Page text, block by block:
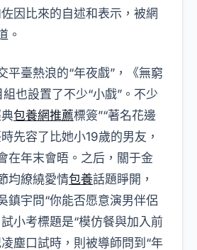
因比來的自述和表示，被網
。
平臺熱浪的“年夜戲”，《無窮
也設置了不少“小戲”。不少
包養網推薦標簽”“著名花邊
先容了比她小19歲的男友，
在年末會晤。之后，關于金
均繚繞愛情包養話題睜開，
鎮宇問“你能否愿意演男伴侶
小考標題是“模仿餐與加入前
塵口試時，則被導師問到“年